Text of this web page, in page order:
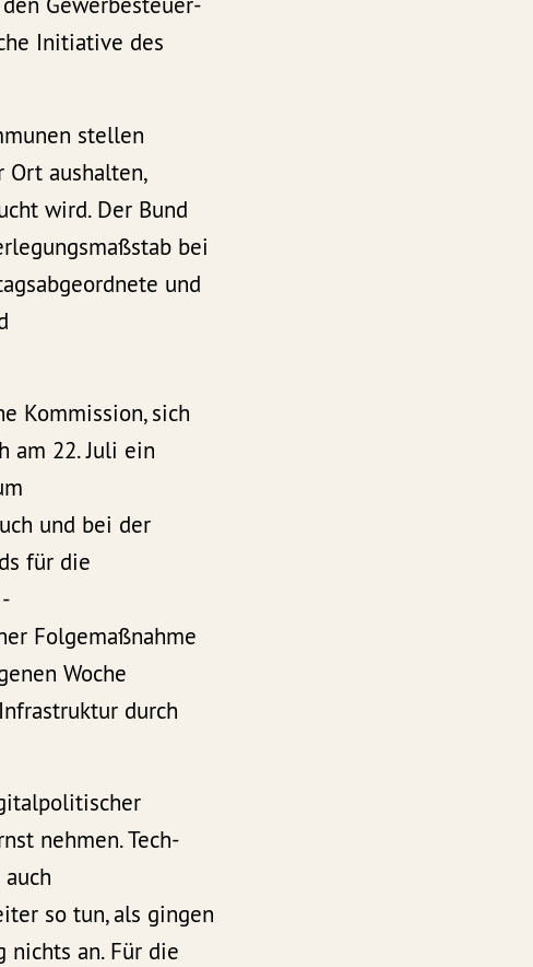
Initiative des
stellen
aushalten,
wird. Der Bund
bei
und
Kommission, sich
am 22. Juli ein
und bei der
für die
Folgemaßnahme
Woche
durch
nehmen. Tech-
so tun, als gingen
nichts an. Für die